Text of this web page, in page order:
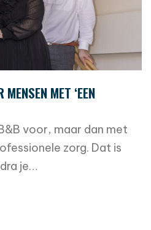
MET ‘EEN
voor, maar dan met
zorg. Dat is
je…